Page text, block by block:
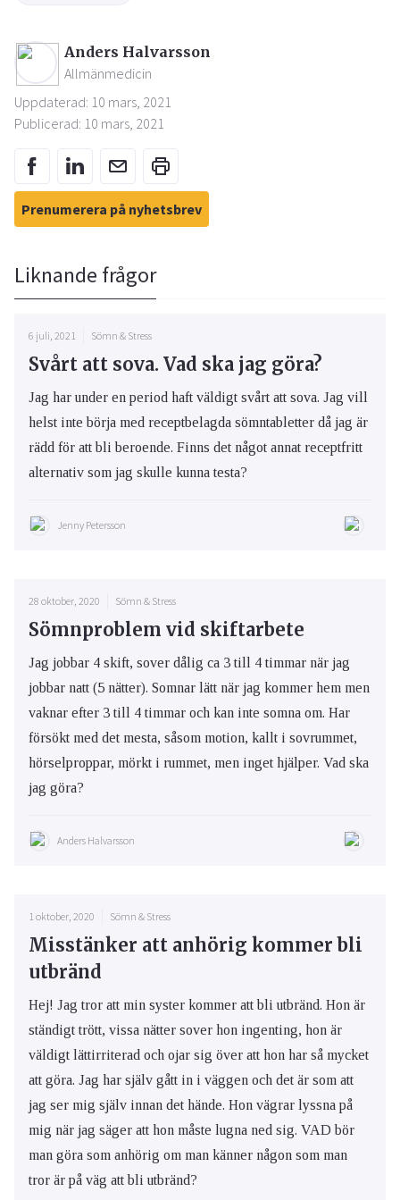
Anders Halvarsson
Allmänmedicin
Uppdaterad: 10 mars, 2021
Publicerad: 10 mars, 2021
Prenumerera på nyhetsbrev
Liknande frågor
6 juli, 2021 Sömn & Stress
Svårt att sova. Vad ska jag göra?
Jag har under en period haft väldigt svårt att sova. Jag vill
helst inte börja med receptbelagda sömntabletter då jag är
rädd för att bli beroende. Finns det något annat receptfritt
alternativ som jag skulle kunna testa?
Jenny Petersson
28 oktober, 2020 Sömn & Stress
Sömnproblem vid skiftarbete
Jag jobbar 4 skift, sover dålig ca 3 till 4 timmar när jag
jobbar natt (5 nätter). Somnar lätt när jag kommer hem men
vaknar efter 3 till 4 timmar och kan inte somna om. Har
försökt med det mesta, såsom motion, kallt i sovrummet,
hörselproppar, mörkt i rummet, men inget hjälper. Vad ska
jag göra?
Anders Halvarsson
1 oktober, 2020 Sömn & Stress
Misstänker att anhörig kommer bli
utbränd
Hej! Jag tror att min syster kommer att bli utbränd. Hon är
ständigt trött, vissa nätter sover hon ingenting, hon är
väldigt lättirriterad och ojar sig över att hon har så mycket
att göra. Jag har själv gått in i väggen och det är som att
jag ser mig själv innan det hände. Hon vägrar lyssna på
mig när jag säger att hon måste lugna ned sig. VAD bör
man göra som anhörig om man känner någon som man
tror är på väg att bli utbränd?